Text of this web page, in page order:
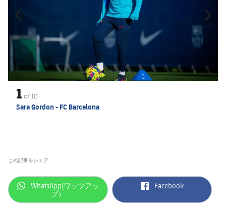
1 of 10
Sara Gordon - FC Barcelona
この記事をシェア
label.aria.whatsapp
WhatsApp(ワッツアッ
プ）
label.aria.facebook
Facebook